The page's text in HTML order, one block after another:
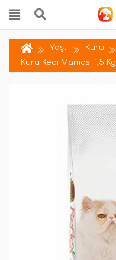
Yaşlı Kuru
Kuru Kedi Maması 1,5 Kg